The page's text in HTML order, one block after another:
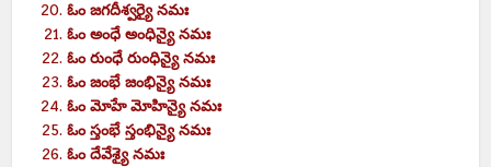
ఓంజగదీశ్వర్యైనమః
ఓంఅంధేఅంధిన్యైనమః
ఓంరుంధేరుంధిన్యైనమః
ఓంజంభేజంభిన్యైనమః
ఓంమోహేమోహిన్యైనమః
ఓంస్తంభేస్తంభిన్యైనమః
ఓందేవేశ్యైనమః